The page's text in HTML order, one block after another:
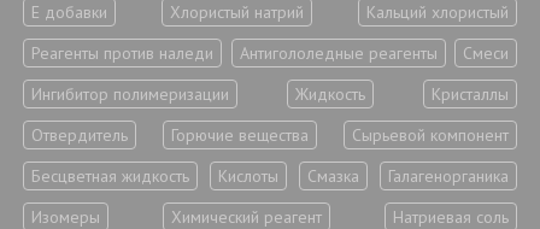
Е добавки
Хлористый натрий
Кальций хлористый
Реагенты против наледи
Антигололедные реагенты
Смеси
Ингибитор полимеризации
Жидкость
Кристаллы
Отвердитель
Горючие вещества
Сырьевой компонент
Бесцветная жидкость
Кислоты Смазка
Галагенорганика
Изомеры
Химический реагент
Натриевая соль